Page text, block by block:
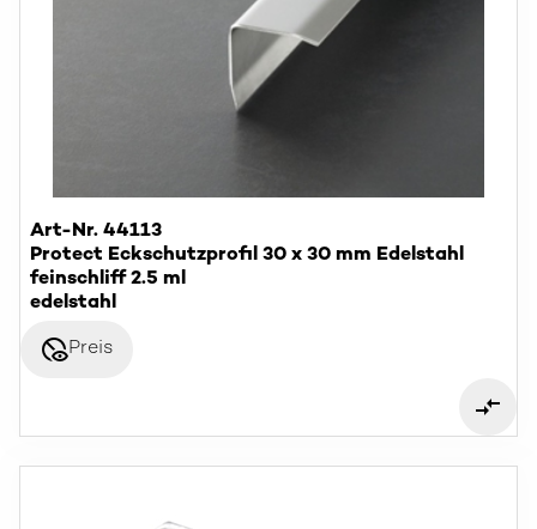
Art-Nr. 44113
Protect Eckschutzprofil 30 x 30 mm Edelstahl
feinschliff 2.5 ml
edelstahl
disabled_visiblePreis